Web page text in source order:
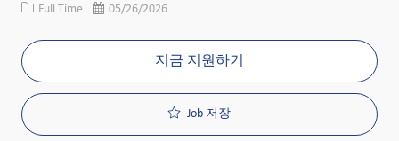
Job 유형
Full Time 게시일05/26/2026
지금 지원하기
Job 저장